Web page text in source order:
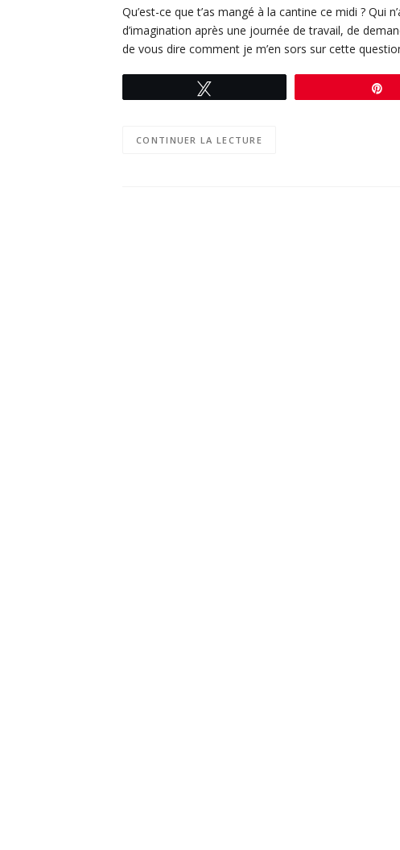
Qu’est-ce que t’as mangé à la cantine ce midi ?
d’imagination après une journée de travail, de
de vous dire comment je m’en sors sur cette
CONTINUER LA LECTURE